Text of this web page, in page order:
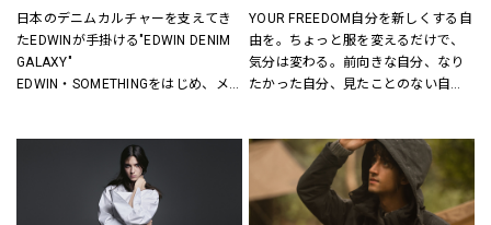
日本のデニムカルチャーを支えてき
たEDWINが手掛ける"EDWIN DENIM
GALAXY"
EDWIN・SOMETHINGをはじめ、メ
レンドアイテムまで豊富なランナッ
プを取り揃えます。
YOUR FREEDOM自分を新しくする自
由を。ちょっと服を変えるだけで、
気分は変わる。前向きな自分、なり
たかった自分、見たことのない自
いまの気分で、もっと自由に。GU
は、自由。